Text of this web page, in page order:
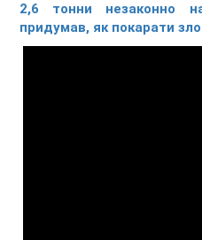
2,6 тонни незаконно
придумав, як покарати